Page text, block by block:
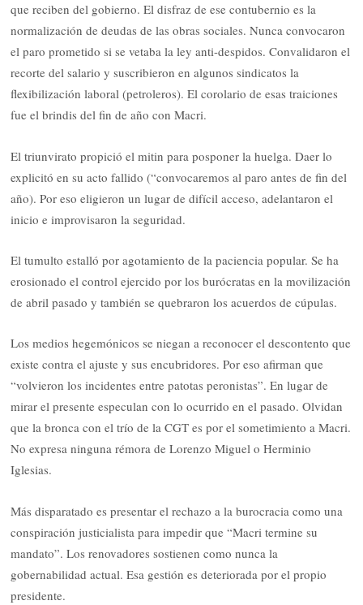
que reciben del gobierno. El disfraz de ese contubernio es la
normalización de deudas de las obras sociales. Nunca convocaron
el paro prometido si se vetaba la ley anti-despidos. Convalidaron el
recorte del salario y suscribieron en algunos sindicatos la
flexibilización laboral (petroleros). El corolario de esas traiciones
fue el brindis del fin de año con Macri.
El triunvirato propició el mitin para posponer la huelga. Daer lo
explicitó en su acto fallido (“convocaremos al paro antes de fin del
año). Por eso eligieron un lugar de difícil acceso, adelantaron el
inicio e improvisaron la seguridad.
El tumulto estalló por agotamiento de la paciencia popular. Se ha
erosionado el control ejercido por los burócratas en la movilización
de abril pasado y también se quebraron los acuerdos de cúpulas.
Los medios hegemónicos se niegan a reconocer el descontento que
existe contra el ajuste y sus encubridores. Por eso afirman que
“volvieron los incidentes entre patotas peronistas”. En lugar de
mirar el presente especulan con lo ocurrido en el pasado. Olvidan
que la bronca con el trío de la CGT es por el sometimiento a Macri.
No expresa ninguna rémora de Lorenzo Miguel o Herminio
Iglesias.
Más disparatado es presentar el rechazo a la burocracia como una
conspiración justicialista para impedir que “Macri termine su
mandato”. Los renovadores sostienen como nunca la
gobernabilidad actual. Esa gestión es deteriorada por el propio
presidente.